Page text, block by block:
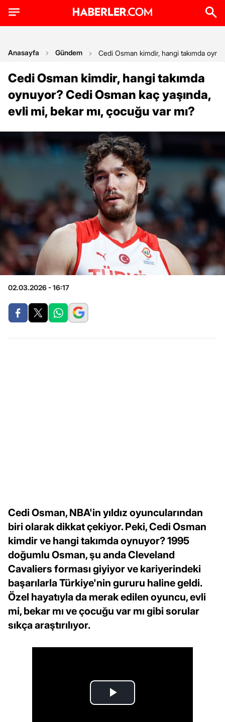
Anasayfa Gündem Cedi Osman kimdir, hangi takımda
Cedi Osman kimdir, hangi takımda
oynuyor? Cedi Osman kaç yaşında,
evli mi, bekar mı, çocuğu var mı?
02.03.2026 - 16:17
Cedi Osman, NBA'in yıldız oyuncularından
biri olarak dikkat çekiyor. Peki, Cedi Osman
kimdir ve hangi takımda oynuyor? 1995
doğumlu Osman, şu anda Cleveland
Cavaliers forması giyiyor ve kariyerindeki
başarılarla Türkiye'nin gururu haline geldi.
Özel hayatıyla da merak edilen oyuncu, evli
mi, bekar mı ve çocuğu var mı gibi sorular
sıkça araştırılıyor.